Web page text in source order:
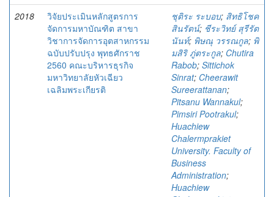
2018
วิจัยประเมินหลักสูตรการ
จัดการมหาบัณฑิต สาขา
วิชาการจัดการอุตสาหกรรม
ฉบับปรับปรุง พุทธศักราช
2560 คณะบริหารธุรกิจ
มหาวิทยาลัยหัวเฉียว
เฉลิมพระเกียรติ
ชุติระ ระบอบ; สิทธิโชค
สินรัตน์; ชีระวิทย์ สุรีรัต
นันท์; พิษณุ วรรณกูล; พิ
มสิริ ภู่ตระกูล; Chutira
Rabob; Sittichok
Sinrat; Cheerawit
Sureerattanan;
Pitsanu Wannakul;
Pimsiri Pootrakul;
Huachiew
Chalermprakiet
University. Faculty of
Business
Administration;
Huachiew